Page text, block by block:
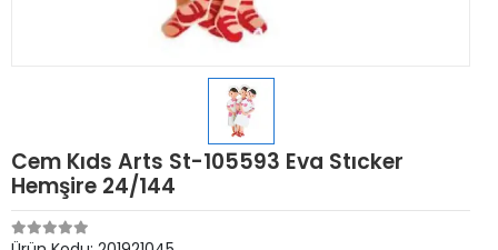
Cem Kıds Arts St-105593 Eva Stıcker
Hemşire 24/144